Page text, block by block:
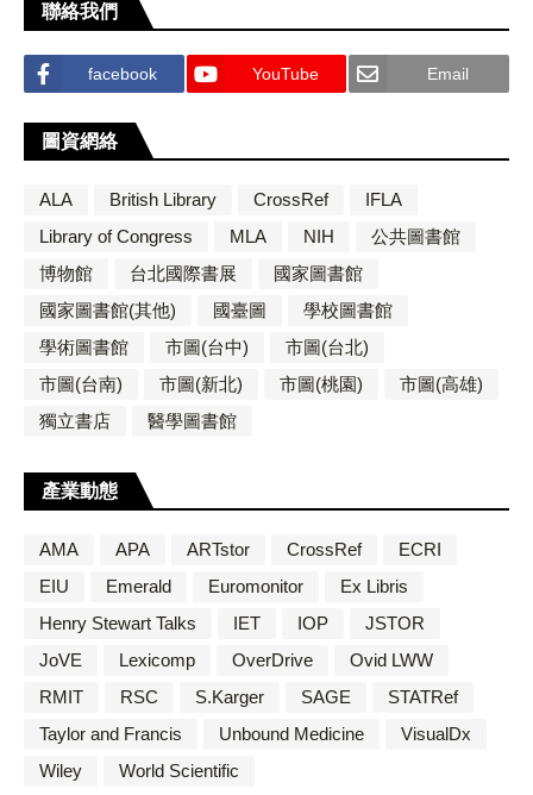
聯絡我們
facebook YouTube Email
圖資網絡
ALA British Library CrossRef
IFLA
Library of Congress
MLA NIH
公共圖書館
博物館
台北國際書展
國家圖書館
國家圖書館(其他)
國臺圖
學校圖書館
學術圖書館
市圖(台中)
市圖(台北)
市圖(台南)
市圖(新北) 市圖(桃園)
市圖(高雄)
獨立書店
醫學圖書館
產業動態
AMA APA ARTstor CrossRef
ECRI
EIU
Emerald Euromonitor
Ex Libris
Henry Stewart Talks
IET IOP
JSTOR
JoVE
Lexicomp OverDrive
Ovid LWW
RMIT
RSC S.Karger SAGE
STATRef
Taylor and Francis
Unbound Medicine
VisualDx
Wiley
World Scientific